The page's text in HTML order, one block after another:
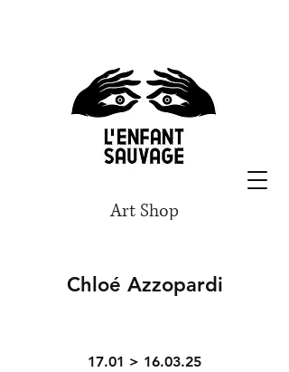
Art Shop
Chloé Azzopardi
17.01 > 16.03.25